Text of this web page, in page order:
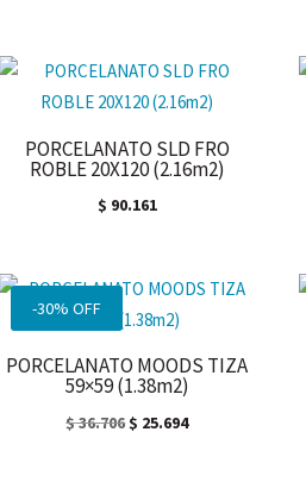
PORCELANATO SLD FRO
ROBLE 20X120 (2.16m2)
$ 90.161
-30% OFF
PORCELANATO MOODS TIZA
59×59 (1.38m2)
$36.706 El
$ 25.694El